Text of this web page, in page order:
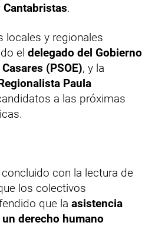
Cantabristas.
locales y regionales
el delegado del Gobierno
(PSOE), y la
Paula
a las próximas
con la lectura de
los colectivos
que la asistencia
derecho humano